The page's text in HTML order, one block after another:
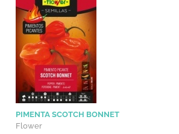
PIMENTA SCOTCH BONNET
Flower